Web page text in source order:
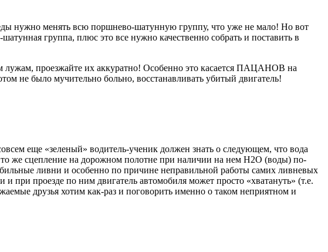
нужно менять всю поршнево-шатунную группу, что уже не мало! Но вот
группа, плюс это все нужно качественно собрать и поставить в
лужам, проезжайте их аккуратно! Особенно это касается ПАЦАНОВ на
не было мучительно больно, восстанавливать убитый двигатель!
еще «зеленый» водитель-ученик должен знать о следующем, что вода
то же сцепление на дорожном полотне при наличии на нем H2O (воды) по-
ливни и особенно по причине неправильной работы самих ливневых
при проезде по ним двигатель автомобиля может просто «хватануть» (т.е.
друзья хотим как-раз и поговорить именно о таком неприятном и